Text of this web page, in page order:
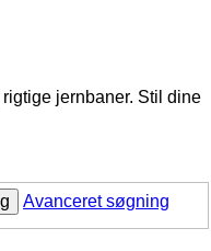
jernbaner. Stil dine
Avanceret søgning